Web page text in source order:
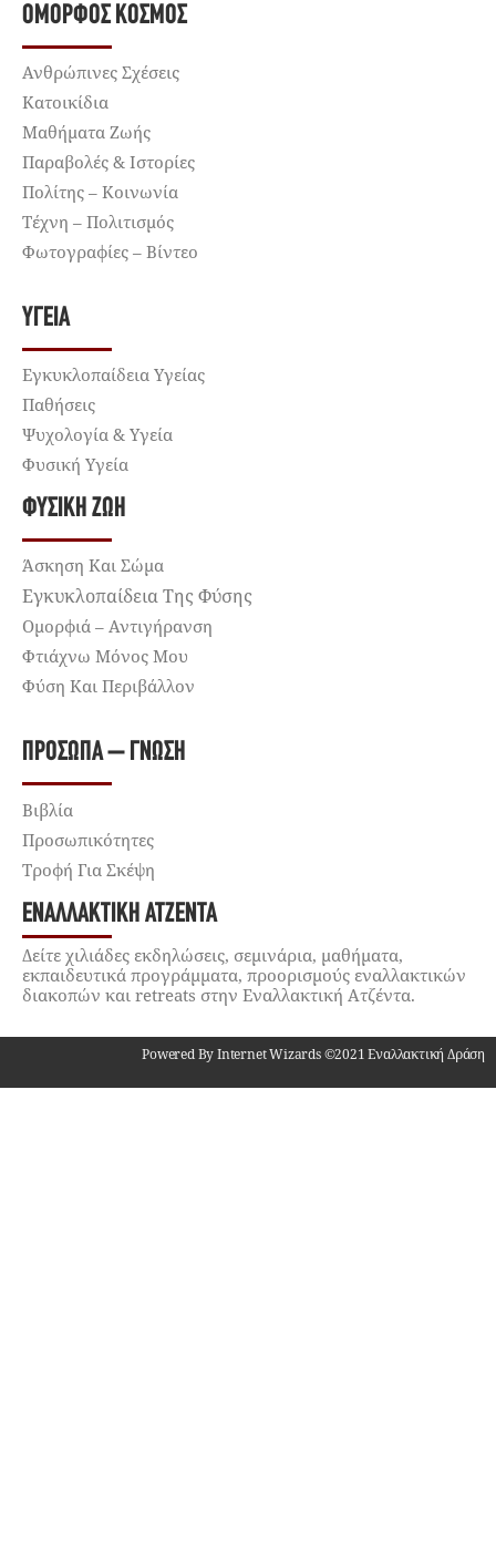
ΌΜΟΡΦΟΣ ΚΌΣΜΟΣ
Ανθρώπινες Σχέσεις
Κατοικίδια
Μαθήματα Ζωής
Παραβολές & Ιστορίες
Πολίτης – Κοινωνία
Τέχνη – Πολιτισμός
Φωτογραφίες – Βίντεο
ΥΓΕΊΑ
Εγκυκλοπαίδεια Υγείας
Παθήσεις
Ψυχολογία & Υγεία
Φυσική Υγεία
ΦΥΣΙΚΉ ΖΩΉ
Άσκηση Και Σώμα
Εγκυκλοπαίδεια Της Φύσης
Ομορφιά – Αντιγήρανση
Φτιάχνω Μόνος Μου
Φύση Και Περιβάλλον
ΠΡΌΣΩΠΑ – ΓΝΏΣΗ
Βιβλία
Προσωπικότητες
Τροφή Για Σκέψη
ΕΝΑΛΛΑΚΤΙΚΉ ΑΤΖΈΝΤΑ
Δείτε χιλιάδες εκδηλώσεις, σεμινάρια, μαθήματα,
εκπαιδευτικά προγράμματα, προορισμούς εναλλακτικών
διακοπών και retreats στην Εναλλακτική Ατζέντα.
Powered By Internet Wizards ©2021 Εναλλακτική Δράση